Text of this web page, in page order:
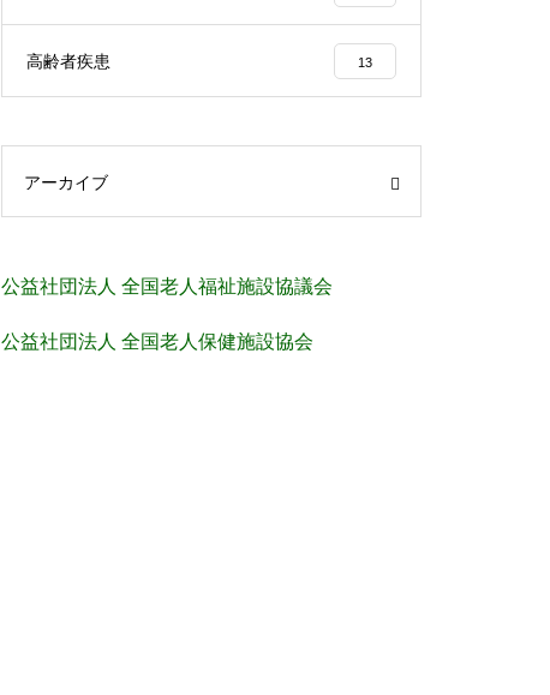
高齢者疾患 13
アーカイブ
公益社団法人 全国老人福祉施設協議会
公益社団法人 全国老人保健施設協会